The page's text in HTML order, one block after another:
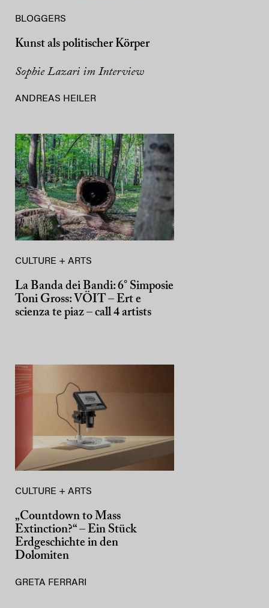
BLOGGERS
Kunst als politischer Körper
Sophie Lazari im Interview
ANDREAS HEILER
CULTURE + ARTS
La Banda dei Bandi: 6° Simposie
Toni Gross: VÖIT – Ert e
scienza te piaz – call 4 artists
CULTURE + ARTS
„Countdown to Mass
Extinction?“ – Ein Stück
Erdgeschichte in den
Dolomiten
GRETA FERRARI